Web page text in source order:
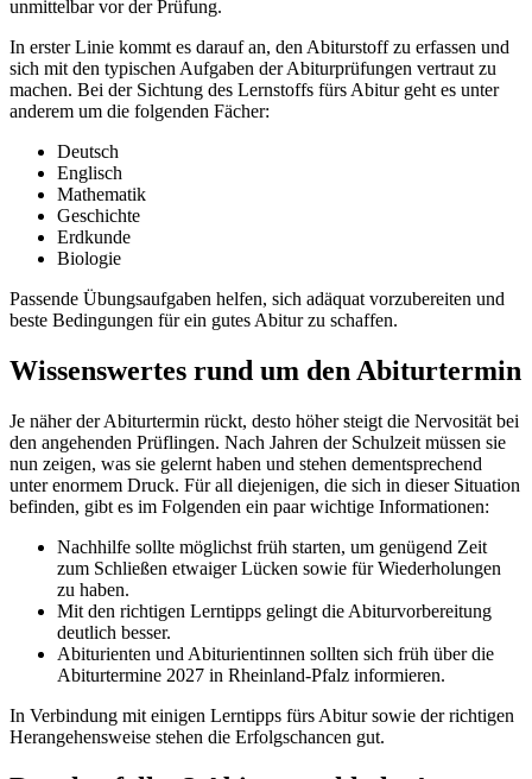
unmittelbar vor der Prüfung.
In erster Linie kommt es darauf an, den Abiturstoff zu erfassen und
sich mit den typischen Aufgaben der Abiturprüfungen vertraut zu
machen. Bei der Sichtung des Lernstoffs fürs Abitur geht es unter
anderem um die folgenden Fächer:
Deutsch
Englisch
Mathematik
Geschichte
Erdkunde
Biologie
Passende Übungsaufgaben helfen, sich adäquat vorzubereiten und
beste Bedingungen für ein gutes Abitur zu schaffen.
Wissenswertes rund um den Abiturtermin
Je näher der Abiturtermin rückt, desto höher steigt die Nervosität bei
den angehenden Prüflingen. Nach Jahren der Schulzeit müssen sie
nun zeigen, was sie gelernt haben und stehen dementsprechend
unter enormem Druck. Für all diejenigen, die sich in dieser Situation
befinden, gibt es im Folgenden ein paar wichtige Informationen:
Nachhilfe sollte möglichst früh starten, um genügend Zeit
zum Schließen etwaiger Lücken sowie für Wiederholungen
zu haben.
Mit den richtigen Lerntipps gelingt die Abiturvorbereitung
deutlich besser.
Abiturienten und Abiturientinnen sollten sich früh über die
Abiturtermine 2027 in Rheinland-Pfalz informieren.
In Verbindung mit einigen Lerntipps fürs Abitur sowie der richtigen
Herangehensweise stehen die Erfolgschancen gut.